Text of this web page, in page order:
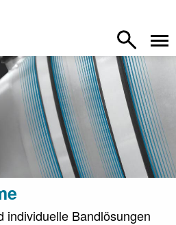
individuelle Bandlösungen